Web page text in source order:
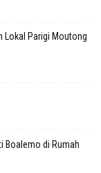
Lokal Parigi Moutong
Boalemo di Rumah